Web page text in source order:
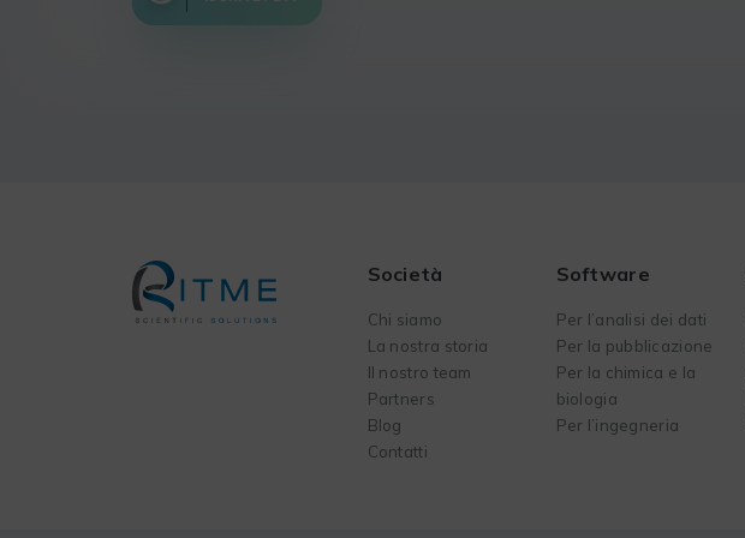
Società
Chi siamo
La nostra storia
Il nostro team
Partners
Blog
Contatti
Software
Per l’analisi dei dati
Per la pubblicazione
Per la chimica e la
biologia
Per l’ingegneria